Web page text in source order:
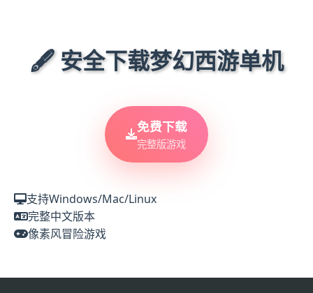
🖋️ 安全下载梦幻西游单机
免费下载
完整版游戏
支持Windows/Mac/Linux
完整中文版本
像素风冒险游戏